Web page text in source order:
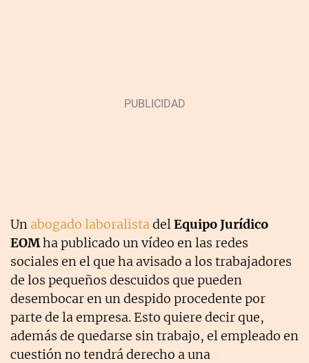
Un abogado laboralistadelEquipo Jurídico
EOMha publicado un vídeo en las redes
sociales en el que ha avisado a los trabajadores
de los pequeños descuidos que pueden
desembocar en un despido procedente por
parte de la empresa. Esto quiere decir que,
además de quedarse sin trabajo, el empleado en
cuestión no tendrá derecho a una